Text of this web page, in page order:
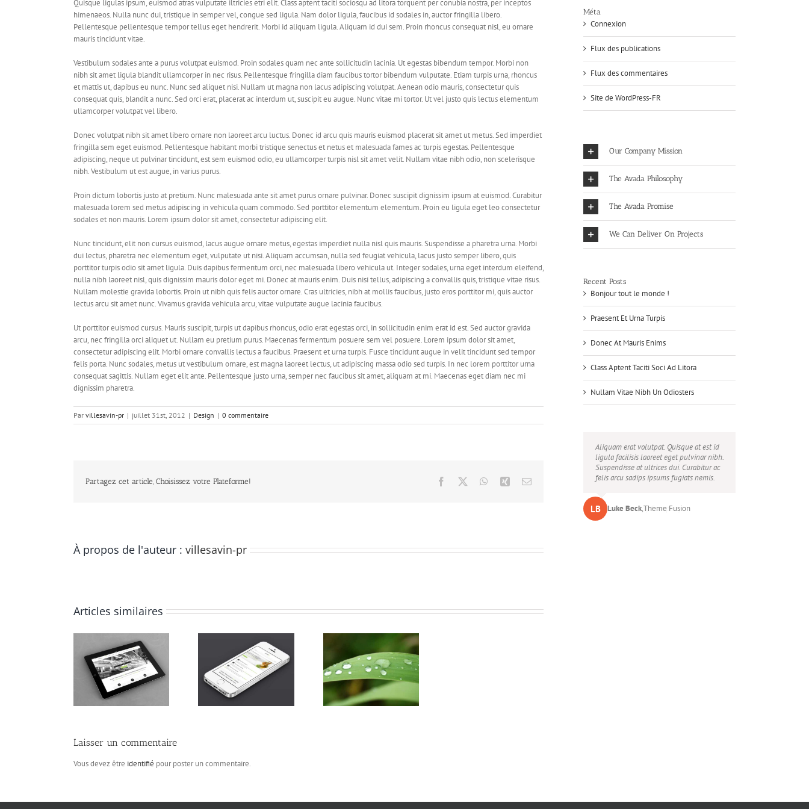
Quisque ligulas ipsum, euismod atras vulputate iltricies etri elit. Class aptent taciti sociosqu ad litora torquent per conubia nostra, per inceptos
himenaeos. Nulla nunc dui, tristique in semper vel, congue sed ligula. Nam dolor ligula, faucibus id sodales in, auctor fringilla libero.
Pellentesque pellentesque tempor tellus eget hendrerit. Morbi id aliquam ligula. Aliquam id dui sem. Proin rhoncus consequat nisl, eu ornare
mauris tincidunt vitae.
Vestibulum sodales ante a purus volutpat euismod. Proin sodales quam nec ante sollicitudin lacinia. Ut egestas bibendum tempor. Morbi non
nibh sit amet ligula blandit ullamcorper in nec risus. Pellentesque fringilla diam faucibus tortor bibendum vulputate. Etiam turpis urna, rhoncus
et mattis ut, dapibus eu nunc. Nunc sed aliquet nisi. Nullam ut magna non lacus adipiscing volutpat. Aenean odio mauris, consectetur quis
consequat quis, blandit a nunc. Sed orci erat, placerat ac interdum ut, suscipit eu augue. Nunc vitae mi tortor. Ut vel justo quis lectus elementum
ullamcorper volutpat vel libero.
Donec volutpat nibh sit amet libero ornare non laoreet arcu luctus. Donec id arcu quis mauris euismod placerat sit amet ut metus. Sed imperdiet
fringilla sem eget euismod. Pellentesque habitant morbi tristique senectus et netus et malesuada fames ac turpis egestas. Pellentesque
adipiscing, neque ut pulvinar tincidunt, est sem euismod odio, eu ullamcorper turpis nisl sit amet velit. Nullam vitae nibh odio, non scelerisque
nibh. Vestibulum ut est augue, in varius purus.
Proin dictum lobortis justo at pretium. Nunc malesuada ante sit amet purus ornare pulvinar. Donec suscipit dignissim ipsum at euismod. Curabitur
malesuada lorem sed metus adipiscing in vehicula quam commodo. Sed porttitor elementum elementum. Proin eu ligula eget leo consectetur
sodales et non mauris. Lorem ipsum dolor sit amet, consectetur adipiscing elit.
Nunc tincidunt, elit non cursus euismod, lacus augue ornare metus, egestas imperdiet nulla nisl quis mauris. Suspendisse a pharetra urna. Morbi
dui lectus, pharetra nec elementum eget, vulputate ut nisi. Aliquam accumsan, nulla sed feugiat vehicula, lacus justo semper libero, quis
porttitor turpis odio sit amet ligula. Duis dapibus fermentum orci, nec malesuada libero vehicula ut. Integer sodales, urna eget interdum eleifend,
nulla nibh laoreet nisl, quis dignissim mauris dolor eget mi. Donec at mauris enim. Duis nisi tellus, adipiscing a convallis quis, tristique vitae risus.
Nullam molestie gravida lobortis. Proin ut nibh quis felis auctor ornare. Cras ultricies, nibh at mollis faucibus, justo eros porttitor mi, quis auctor
lectus arcu sit amet nunc. Vivamus gravida vehicula arcu, vitae vulputate augue lacinia faucibus.
Ut porttitor euismod cursus. Mauris suscipit, turpis ut dapibus rhoncus, odio erat egestas orci, in sollicitudin enim erat id est. Sed auctor gravida
arcu, nec fringilla orci aliquet ut. Nullam eu pretium purus. Maecenas fermentum posuere sem vel posuere. Lorem ipsum dolor sit amet,
consectetur adipiscing elit. Morbi ornare convallis lectus a faucibus. Praesent et urna turpis. Fusce tincidunt augue in velit tincidunt sed tempor
felis porta. Nunc sodales, metus ut vestibulum ornare, est magna laoreet lectus, ut adipiscing massa odio sed turpis. In nec lorem porttitor urna
consequat sagittis. Nullam eget elit ante. Pellentesque justo urna, semper nec faucibus sit amet, aliquam at mi. Maecenas eget diam nec mi
dignissim pharetra.
Par villesavin-pr | juillet 31st, 2012 | Design | 0 commentaire
Partagez cet article, Choisissez votre Plateforme! Facebook WhatsApp
Xing Email
À propos de l'auteur : villesavin-pr
Articles similaires
Proin Sodales Quam
Nec Sollicit
Nunc Tincidunt Elit
Laisser un commentaire
Vous devez être identifié pour poster un commentaire.
Méta
Connexion
Flux des publications
Flux des commentaires
Site de WordPress-FR
Our Company Mission
The Avada Philosophy
The Avada Promise
We Can Deliver On Projects
Recent Posts
Bonjour tout le monde !
Praesent Et Urna Turpis
Donec At Mauris Enims
Class Aptent Taciti Soci Ad Litora
Nullam Vitae Nibh Un Odiosters
Neque porro quisquam est, qui dolorem
ipsum quia dolor sit amet, consec tetur,
adipisci velit, sed quia non numquam
eius modi tempora voluptas amets unser.
JD John Doe,My Company
Aliquam erat volutpat. Quisque at est id
ligula facilisis laoreet eget pulvinar nibh.
Suspendisse at ultrices dui. Curabitur ac
felis arcu sadips ipsums fugiats nemis.
LB Luke Beck,Theme Fusion